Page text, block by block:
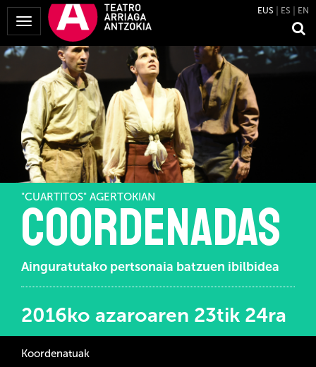
Menua
erakutsi
EUS ES EN
"CUARTITOS" AGERTOKIAN
Coordenadas
Ainguratutako pertsonaia batzuen ibilbidea
2016ko azaroaren 23tik 24ra
Koordenatuak